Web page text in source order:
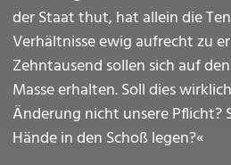
der Staat thut, hat allein die
Verhältnisse ewig aufrecht zu
Zehntausend sollen sich auf
Masse erhalten. Soll dies
Änderung nicht unsere Pflicht?
Hände in den Schoß legen?«